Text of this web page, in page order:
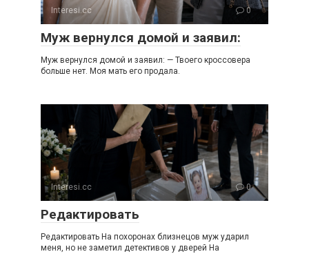
Interesi.cc 0
Муж вернулся домой и заявил:
Муж вернулся домой и заявил: — Твоего кроссовера
больше нет. Моя мать его продала.
Interesi.cc 0
Редактировать
Редактировать На похоронах близнецов муж ударил
меня, но не заметил детективов у дверей На